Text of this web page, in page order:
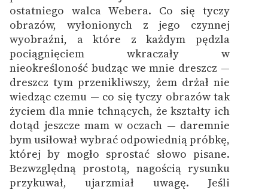
ostatniego walca Webera. Co się tyczy
obrazów, wyłonionych z jego czynnej
wyobraźni, a które z każdym pędzla
pociągnięciem wkraczały w
nieokreśloność budząc we mnie dreszcz —
dreszcz tym przenikliwszy, żem drżał nie
wiedząc czemu — co się tyczy obrazów tak
życiem dla mnie tchnących, że kształty ich
dotąd jeszcze mam w oczach — daremnie
bym usiłował wybrać odpowiednią próbkę,
której by mogło sprostać słowo pisane.
Bezwzględną prostotą, nagością rysunku
przykuwał, ujarzmiał uwagę. Jeśli